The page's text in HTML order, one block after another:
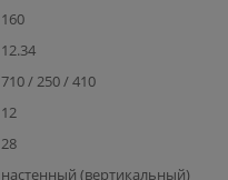
160
12.34
710 / 250 / 410
12
28
настенный (вертикальный)